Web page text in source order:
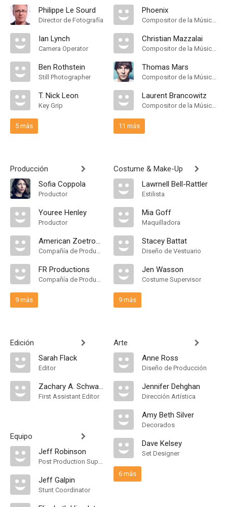
Philippe Le Sourd
Director de Fotografía
Ian Lynch
Camera Operator
Ben Rothstein
Still Photographer
T. Nick Leon
Key Grip
5 más
Producción
Sofia Coppola
Productor
Youree Henley
Productor
American Zoetrope
Compañía de Produccion
FR Productions
Compañía de Produccion
9 más
Edición
Sarah Flack
Editor
Zachary A. Schwartz
First Assistant Editor
Equipo
Jeff Robinson
Post Production Supervisor
Jeff Galpin
Stunt Coordinator
Phoenix
Compositor de la Música Original
Christian Mazzalai
Compositor de la Música Original
Thomas Mars
Compositor de la Música Original
Laurent Brancowitz
Compositor de la Música Original
11 más
Costume & Make-Up
Lawrnell Bell-Rattler
Estilista
Mia Goff
Maquilladora
Stacey Battat
Diseño de Vestuario
Jen Wasson
Costume Supervisor
9 más
Arte
Anne Ross
Diseño de Producción
Jennifer Dehghan
Dirección Artística
Amy Beth Silver
Decorados
Dave Kelsey
Set Designer
6 más